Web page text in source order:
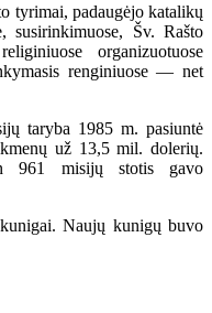
tyrimai, padaugėjo katalikų
susirinkimuose, Šv. Rašto
organizuotuose
renginiuose — net
taryba 1985 m. pasiuntė
už 13,5 mil. dolerių.
961 misijų stotis gavo
Naujų kunigų buvo